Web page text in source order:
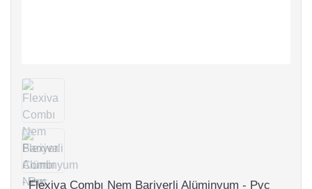
Flexiva Combı Nem Bariyerli Alüminyum - Pvc